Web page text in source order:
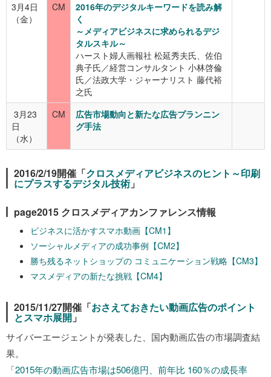
3月4日
（金）
CM
2016年のデジタルキーワードを読み解
く
～メディアビジネスに求められるデジ
タルスキル～
ハースト婦人画報社 松延秀夫氏、佐伯
典子氏／経営コンサルタント 小林啓倫
氏／法政大学・ジャーナリスト 藤代裕
之氏
3月23
日
（水）
CM
広告市場動向と新たな広告プランニン
グ手法
2016/2/19開催「クロスメディアビジネスのヒント～印刷
にプラスするデジタル技術」
page2015 クロスメディアカンファレンス情報
ビジネスに活かすスマホ動画 【CM1】
ソーシャルメディアの成功事例 【CM2】
勝ち残るネットショップの コミュニケーション戦略 【CM3】
マスメディアの新たな挑戦 【CM4】
2015/11/27開催「おさえておきたい動画広告のポイント
とスマホ展開」
サイバーエージェントが発表した、国内動画広告の市場調査結
果。
「2015年の動画広告市場は506億円、前年比 160％の成長率